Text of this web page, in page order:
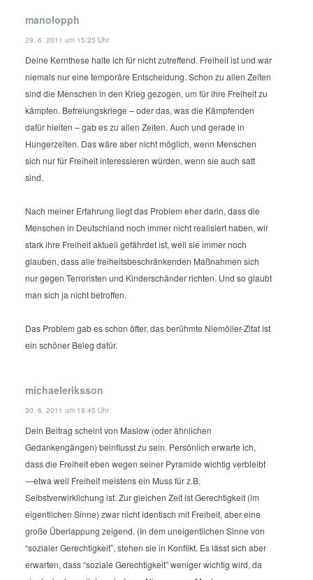
manolopph
29. 6. 2011 um 15:25 Uhr
Deine Kernthese halte ich für nicht zutreffend. Freiheit ist und war
niemals nur eine temporäre Entscheidung. Schon zu allen Zeiten
sind die Menschen in den Krieg gezogen, um für ihre Freiheit zu
kämpfen. Befreiungskriege – oder das, was die Kämpfenden
dafür hielten – gab es zu allen Zeiten. Auch und gerade in
Hungerzeiten. Das wäre aber nicht möglich, wenn Menschen
sich nur für Freiheit interessieren würden, wenn sie auch satt
sind.
Nach meiner Erfahrung liegt das Problem eher darin, dass die
Menschen in Deutschland noch immer nicht realisiert haben, wir
stark ihre Freiheit aktuell gefährdet ist, weil sie immer noch
glauben, dass alle freiheitsbeschränkenden Maßnahmen sich
nur gegen Terroristen und Kinderschänder richten. Und so glaubt
man sich ja nicht betroffen.
Das Problem gab es schon öfter, das berühmte Niemöller-Zitat ist
ein schöner Beleg dafür.
michaeleriksson
30. 6. 2011 um 18:45 Uhr
Dein Beitrag scheint von Maslow (oder ähnlichen
Gedankengängen) beinflusst zu sein. Persönlich erwarte ich,
dass die Freiheit eben wegen seiner Pyramide wichtig verbleibt
—etwa weil Freiheit meistens ein Muss für z.B.
Selbstverwirklichung ist. Zur gleichen Zeit ist Gerechtigkeit (im
eigentlichen Sinne) zwar nicht identisch mit Freiheit, aber eine
große Überlappung zeigend. (In dem uneigentlichen Sinne von
“sozialer Gerechtigkeit”, stehen sie in Konflikt. Es lässt sich aber
erwarten, dass “soziale Gerechtigkeit” weniger wichtig wird, da